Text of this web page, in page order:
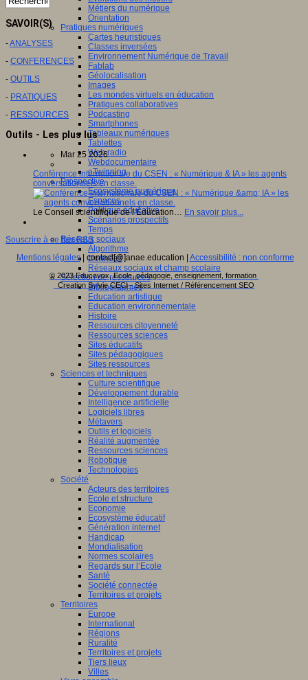
Métiers du numérique
Orientation
Pratiques numériques
Cartes heuristiques
Classes inversées
Environnement Numérique de Travail
Fablab
Géolocalisation
Images
Les mondes virtuels en éducation
Pratiques collaboratives
Podcasting
Smartphones
Tableaux numériques
Tablettes
Web radio
Webdocumentaire
eTwinning
Prospective
Ecosystème numérique
Espaces
Politique éducative
Scénarios prospectifs
Temps
Réseaux sociaux
Algorithme
Données
Réseaux sociaux et champ scolaire
Sélection de ressources
Bibliographies
Education artistique
Education environnementale
Histoire
Ressources citoyenneté
Ressources sciences
Sites éducatifs
Sites pédagogiques
Sites ressources
Sciences et techniques
Culture scientifique
Développement durable
Intelligence artificielle
Logiciels libres
Métavers
Outils et logiciels
Réalité augmentée
Ressources sciences
Robotique
Technologies
Société
Acteurs des territoires
Ecole et structure
Economie
Ecosystème éducatif
Génération internet
Handicap
Mondialisation
Normes scolaires
Regards sur l’Ecole
Santé
Société connectée
Territoires et projets
Territoires
Europe
International
Régions
Ruralité
Territoires et projets
Tiers lieux
Villes
SAVOIR(S)
-ANALYSES
- CONFERENCES
- OUTILS
- PRATIQUES
- RESSOURCES
Outils - Les plus lus
Mar 25 2026
Conférence internationale du CSEN : « Numérique & IA » les agents
conversationnels en classe.
Le Conseil scientifique de l’Éducation… En savoir plus...
Souscrire à ce flux RSS
Mentions légales| contact[@]anae.education | Accessibilité : non conforme
© 2023 Educavox, Ecole, pédagogie, enseignement, formation
Creation Sylvie CECI - Sites Internet / Référencement SEO